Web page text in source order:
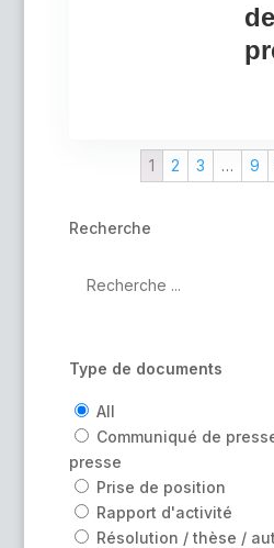
de
1 2 3 … 9
Recherche
Type de documents
All
Communiqué de
presse
Prise de position
Rapport d'activité
Résolution / thèse /